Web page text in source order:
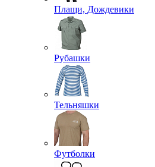
Плащи, Дождевики
Рубашки
Тельняшки
Футболки